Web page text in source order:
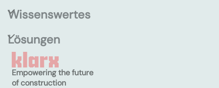
Wissenswertes
Lösungen
Empowering the future
of construction